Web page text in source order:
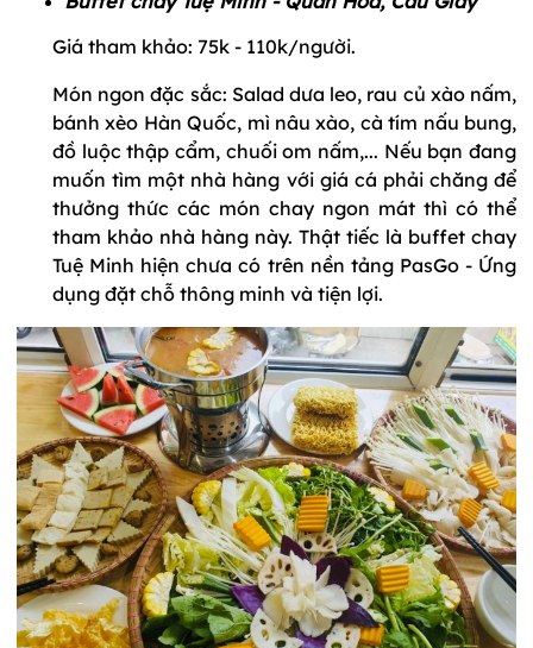
Giá tham khảo: 75k - 110k/người.
Món ngon đặc sắc: Salad dưa leo, rau củ xào nấm,
bánh xèo Hàn Quốc, mì nâu xào, cà tím nấu bung,
đồ luộc thập cẩm, chuối om nấm,... Nếu bạn đang
muốn tìm một nhà hàng với giá cá phải chăng để
thưởng thức các món chay ngon mát thì có thể
tham khảo nhà hàng này. Thật tiếc là buffet chay
Tuệ Minh hiện chưa có trên nền tảng PasGo - Ứng
dụng đặt chỗ thông minh và tiện lợi.